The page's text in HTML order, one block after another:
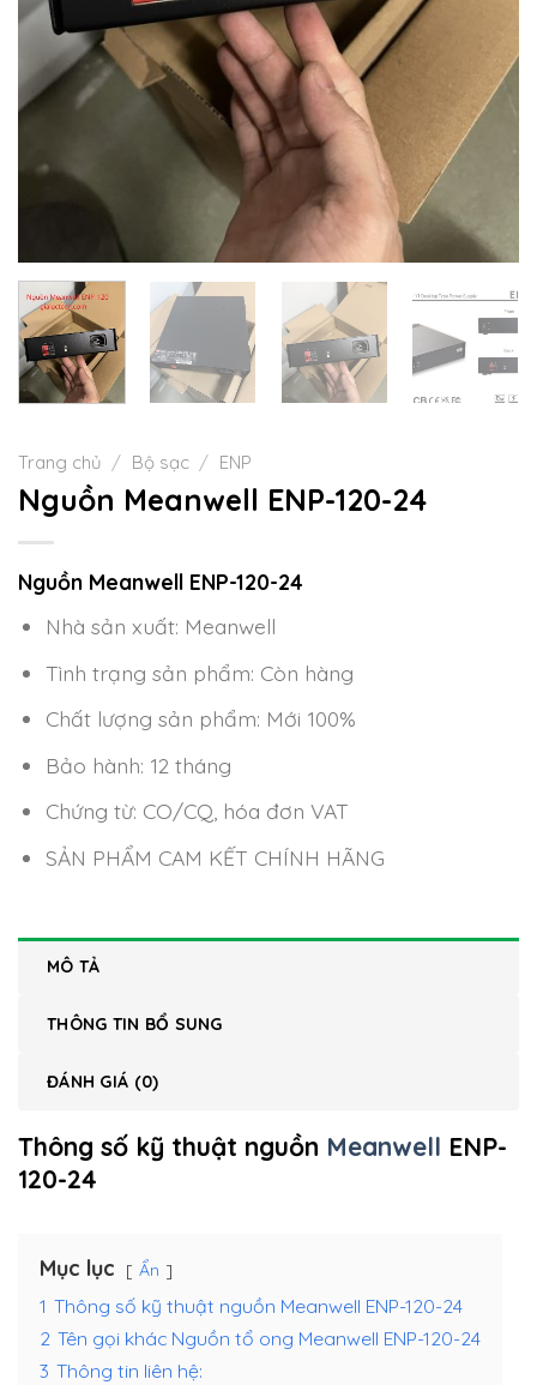
Trang chủ / Bộ sạc / ENP
Nguồn Meanwell ENP-120-24
Nguồn Meanwell ENP-120-24
Nhà sản xuất: Meanwell
Tình trạng sản phẩm: Còn hàng
Chất lượng sản phẩm: Mới 100%
Bảo hành: 12 tháng
Chứng từ: CO/CQ, hóa đơn VAT
SẢN PHẨM CAM KẾT CHÍNH HÃNG
MÔ TẢ
THÔNG TIN BỔ SUNG
ĐÁNH GIÁ (0)
Thông số kỹ thuật nguồn Meanwell ENP-
120-24
Mục lục Ẩn
1 Thông số kỹ thuật nguồn Meanwell ENP-120-24
2 Tên gọi khác Nguồn tổ ong Meanwell ENP-120-24
3 Thông tin liên hệ: